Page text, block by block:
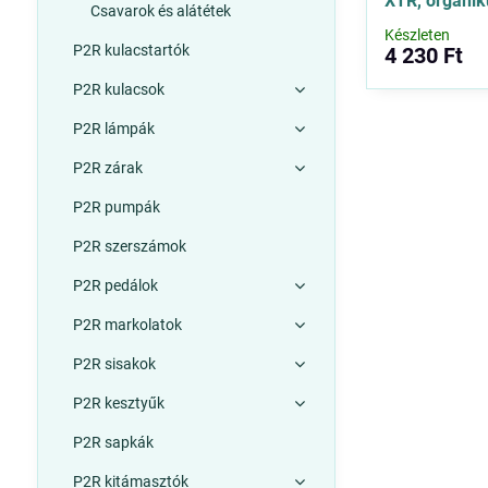
Készleten
4 230 Ft
Csavarok és alátétek
P2R kulacstartók
P2R kulacsok
P2R lámpák
P2R zárak
P2R pumpák
P2R szerszámok
P2R pedálok
P2R markolatok
P2R sisakok
P2R kesztyűk
P2R sapkák
P2R kitámasztók